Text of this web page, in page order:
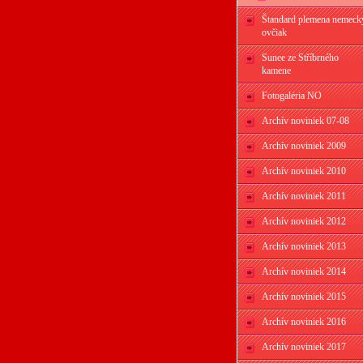
Štandard plemena
ovčiak
Sunee ze Stříbrného
kamene
Fotogaléria NO
Archív noviniek 07-08
Archív noviniek 2009
Archív noviniek 2010
Archív noviniek 2011
Archív noviniek 2012
Archív noviniek 2013
Archív noviniek 2014
Archív noviniek 2015
Archív noviniek 2016
Archív noviniek 2017